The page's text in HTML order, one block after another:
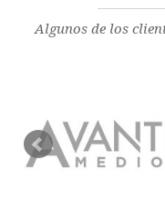
Algunos de los